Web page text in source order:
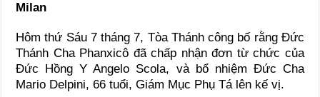
Milan
Hôm thứ Sáu 7 tháng 7, Tòa Thánh công bố rằng Đức
Thánh Cha Phanxicô đã chấp nhận đơn từ chức của
Đức Hồng Y Angelo Scola, và bổ nhiệm Đức Cha
Mario Delpini, 66 tuổi, Giám Mục Phụ Tá lên kế vị.